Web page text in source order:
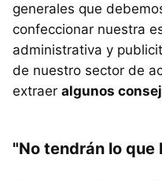
generales que
confeccionar nuestra
administrativa y
de nuestro sector de
extraer algunos
"No tendrán lo que